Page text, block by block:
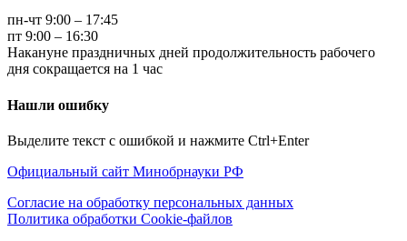
пн-чт 9:00 – 17:45
пт 9:00 – 16:30
Накануне праздничных дней продолжительность рабочего
дня сокращается на 1 час
Нашли ошибку
Выделите текст с ошибкой и нажмите Ctrl+Enter
Официальный сайт Минобрнауки РФ
Согласие на обработку персональных данных
Политика обработки Cookie-файлов